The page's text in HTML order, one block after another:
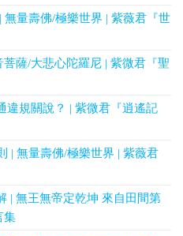
無量壽佛/極樂世界 | 紫薇君『世
菩薩/大悲心陀羅尼 | 紫微君『聖
違規關說？ | 紫微君『逍遙記
| 無量壽佛/極樂世界 | 紫薇君
| 無王無帝定乾坤 來自田間第
集